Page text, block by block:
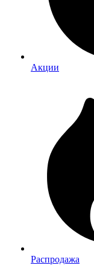
Акции
Распродажа